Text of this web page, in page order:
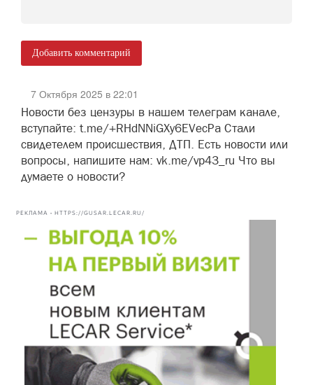
Добавить комментарий
7 Октября 2025 в 22:01
Новости без цензуры в нашем телеграм канале,
вступайте: t.me/+RHdNNiGXy6EVecPa Стали
свидетелем происшествия, ДТП. Есть новости или
вопросы, напишите нам: vk.me/vp43_ru Что вы
думаете о новости?
РЕКЛАМА • HTTPS://GUSAR.LECAR.RU/